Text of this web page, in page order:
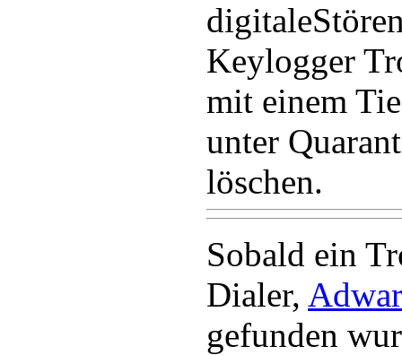
Keylogger
mit einem
unter
löschen.
Sobald ein
Dialer,
gefunden